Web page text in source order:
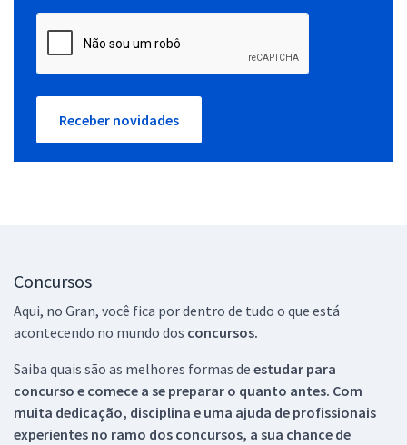
Receber novidades
Concursos
Aqui, no Gran, você fica por dentro de tudo o que está
acontecendo no mundo dos concursos.
Saiba quais são as melhores formas de estudar para
concurso e comece a se preparar o quanto antes. Com
muita dedicação, disciplina e uma ajuda de profissionais
experientes no ramo dos concursos, a sua chance de